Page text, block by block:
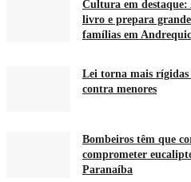
Cultura em
livro e prepara
famílias em
Lei torna mais
contra menores
Bombeiros têm que
comprometer
Paranaíba